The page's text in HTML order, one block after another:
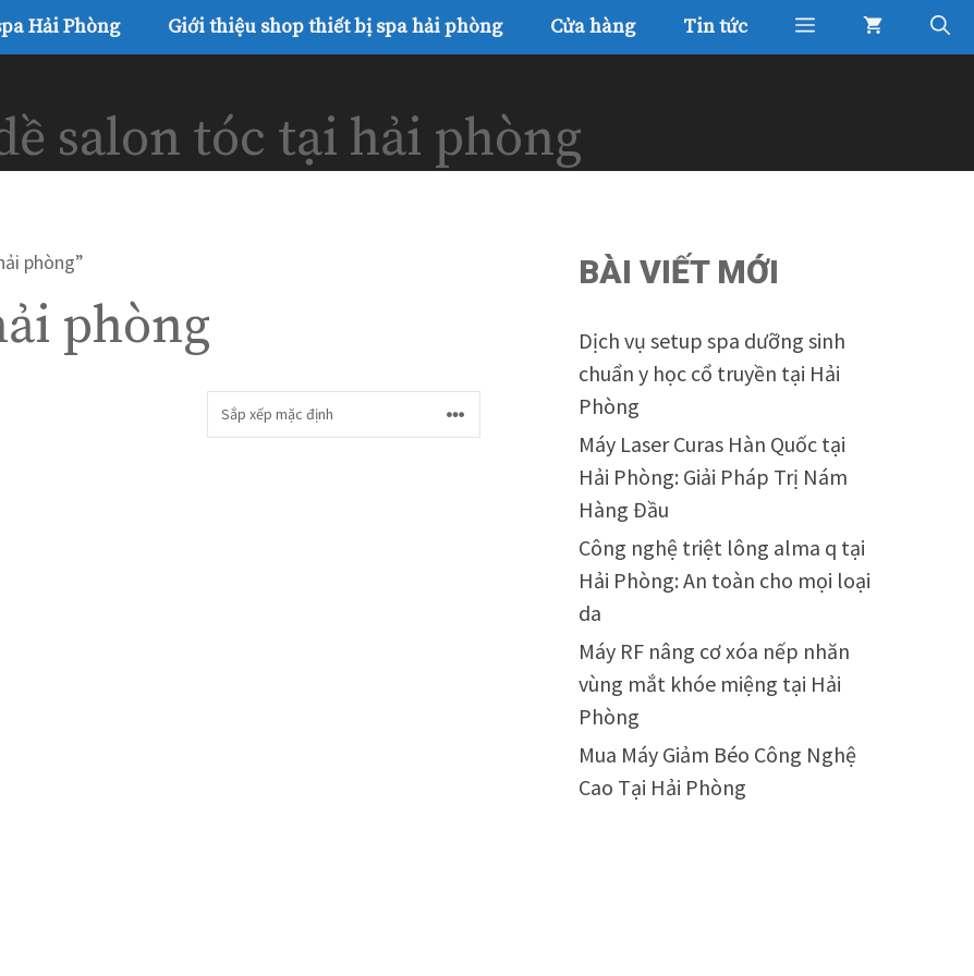
Hải Phòng Giới thiệu shop thiết bị spa hải phòng Cửa hàng Tin tức
salon tóc tại hải phòng
phòng”
phòng
BÀI VIẾT MỚI
Dịch vụ setup spa dưỡng sinh
chuẩn y học cổ truyền tại Hải
Phòng
Máy Laser Curas Hàn Quốc tại
Hải Phòng: Giải Pháp Trị Nám
Hàng Đầu
Công nghệ triệt lông alma q tại
Hải Phòng: An toàn cho mọi loại
da
Máy RF nâng cơ xóa nếp nhăn
vùng mắt khóe miệng tại Hải
Phòng
Mua Máy Giảm Béo Công Nghệ
Cao Tại Hải Phòng